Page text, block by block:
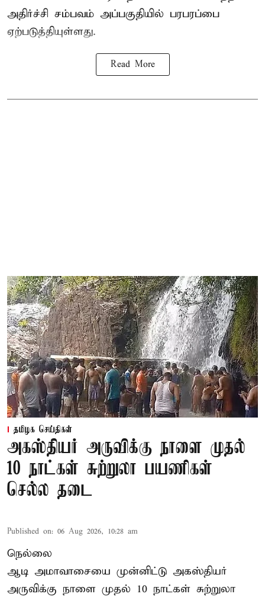
அதிர்ச்சி சம்பவம் அப்பகுதியில் பரபரப்பை
ஏற்படுத்தியுள்ளது.
Read More
தமிழக செய்திகள்
அகஸ்தியர் அருவிக்கு நாளை முதல்
10 நாட்கள் சுற்றுலா பயணிகள்
செல்ல தடை
Published on: 06 Aug 2026, 10:28 am
நெல்லை
ஆடி அமாவாசையை முன்னிட்டு அகஸ்தியர்
அருவிக்கு நாளை முதல் 10 நாட்கள் சுற்றுலா